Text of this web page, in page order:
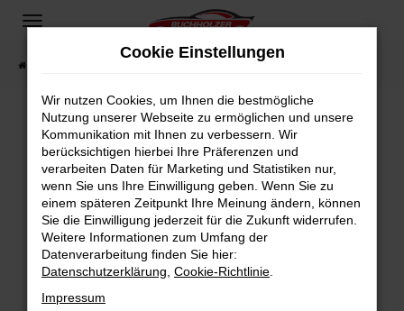
Zum
springen
Fahrzeugsuche
Fehler: Network Error
Beim Laden ist ein Fehler aufgetreten.
Hier sind ein paar Tipps, die dir helfen können:
Überprüfe deine Firewall und deine
Internetverbindung.
Laden andere Webseiten, zum Beispiel deine
Suchmaschine?
Cookie Einstellungen
Wir nutzen Cookies, um Ihnen die bestmögliche
Nutzung unserer Webseite zu ermöglichen und unsere
Kommunikation mit Ihnen zu verbessern. Wir
berücksichtigen hierbei Ihre Präferenzen und
verarbeiten Daten für Marketing und Statistiken nur,
wenn Sie uns Ihre Einwilligung geben. Wenn Sie zu
einem späteren Zeitpunkt Ihre Meinung ändern, können
Sie die Einwilligung jederzeit für die Zukunft widerrufen.
Weitere Informationen zum Umfang der
Datenverarbeitung finden Sie hier:
Datenschutzerklärung Cookie-Richtlinie
Impressum